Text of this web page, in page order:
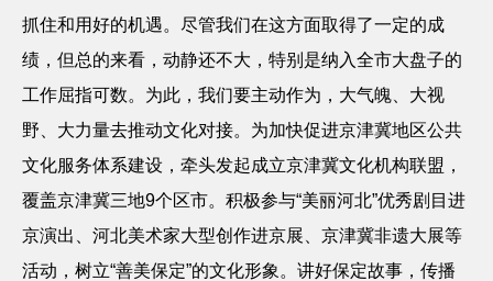
抓住和用好的机遇。尽管我们在这方面取得了一定的成
绩，但总的来看，动静还不大，特别是纳入全市大盘子的
工作屈指可数。为此，我们要主动作为，大气魄、大视
野、大力量去推动文化对接。为加快促进京津冀地区公共
文化服务体系建设，牵头发起成立京津冀文化机构联盟，
覆盖京津冀三地9个区市。积极参与“美丽河北”优秀剧目进
京演出、河北美术家大型创作进京展、京津冀非遗大展等
活动，树立“善美保定”的文化形象。讲好保定故事，传播